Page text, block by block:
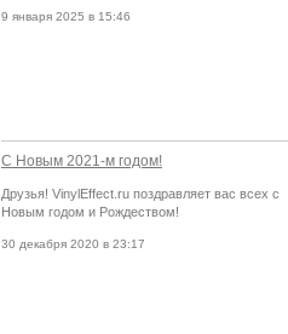
9 января 2025 в 15:46
С Новым 2021-м годом!
Друзья! VinylEffect.ru поздравляет вас всех с
Новым годом и Рождеством!
30 декабря 2020 в 23:17